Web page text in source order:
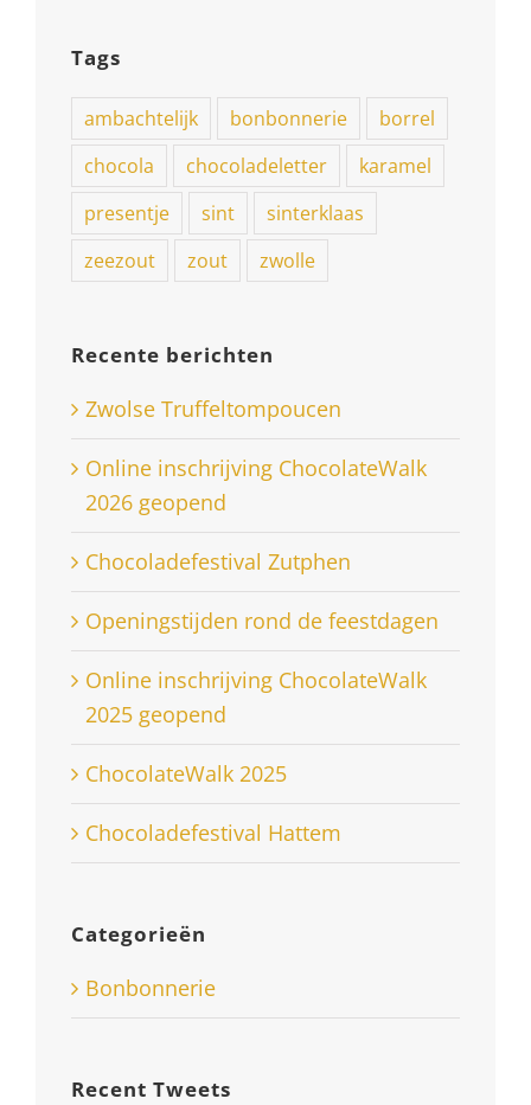
Tags
ambachtelijk bonbonnerie
borrel
chocola
chocoladeletter
karamel
presentje
sint
sinterklaas
zeezout
zout zwolle
Recente berichten
Zwolse Truffeltompoucen
Online inschrijving ChocolateWalk
2026 geopend
Chocoladefestival Zutphen
Openingstijden rond de feestdagen
Online inschrijving ChocolateWalk
2025 geopend
ChocolateWalk 2025
Chocoladefestival Hattem
Categorieën
Bonbonnerie
Recent Tweets